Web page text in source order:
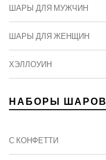
ШАРЫ ДЛЯ МУЖЧИН
ШАРЫ ДЛЯ ЖЕНЩИН
ХЭЛЛОУИН
НАБОРЫ ШАРОВ
С КОНФЕТТИ